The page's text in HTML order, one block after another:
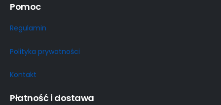
Pomoc
Regulamin
Polityka prywatności
Kontakt
Płatność i dostawa